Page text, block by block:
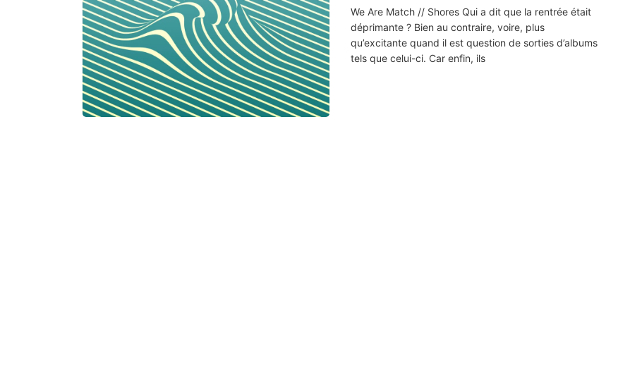
We Are Match // Shores Qui a dit que la rentrée était
déprimante ? Bien au contraire, voire, plus
qu’excitante quand il est question de sorties d’albums
tels que celui-ci. Car enfin, ils